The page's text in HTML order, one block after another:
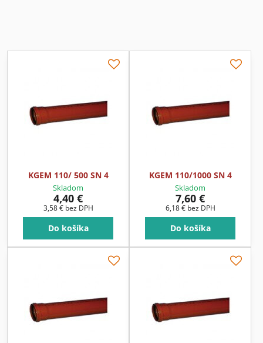
KGEM 110/ 500 SN 4
Skladom
4,40 €
3,58 € bez DPH
Do košíka
KGEM 110/1000 SN 4
Skladom
7,60 €
6,18 € bez DPH
Do košíka